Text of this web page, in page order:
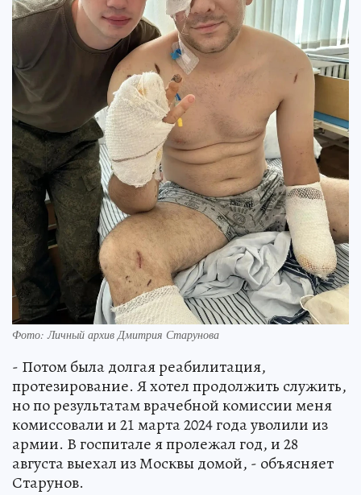
Фото: Личный архив Дмитрия Старунова
- Потом была долгая реабилитация,
протезирование. Я хотел продолжить служить,
но по результатам врачебной комиссии меня
комиссовали и 21 марта 2024 года уволили из
армии. В госпитале я пролежал год, и 28
августа выехал из Москвы домой, - объясняет
Старунов.